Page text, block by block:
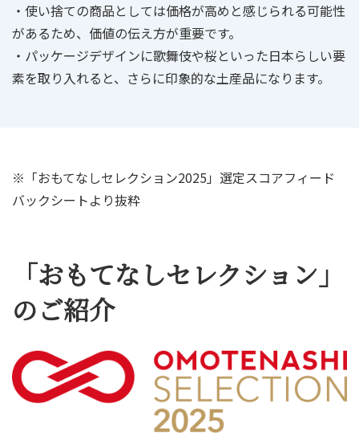
・使い捨ての商品としては価格が高めと感じられる可能性
があるため、価値の伝え方が重要です。
・パッケージデザインに歌舞伎や桜といった日本らしい要
素を取り入れると、さらに印象的な土産品になります。
※「おもてなしセレクション2025」選定スコアフィード
バックシートより抜粋
「おもてなしセレクション」
のご紹介